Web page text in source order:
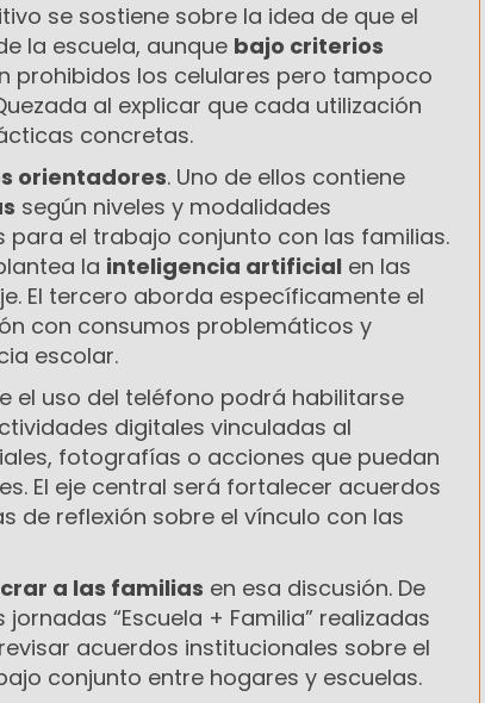
se sostiene sobre la idea de que el
la escuela, aunque bajo criterios
prohibidos los celulares pero tampoco
al explicar que cada utilización
concretas.
orientadores. Uno de ellos contiene
según niveles y modalidades
el trabajo conjunto con las familias.
la inteligencia artificial en las
El tercero aborda específicamente el
con consumos problemáticos y
escolar.
el uso del teléfono podrá habilitarse
digitales vinculadas al
fotografías o acciones que puedan
El eje central será fortalecer acuerdos
de reflexión sobre el vínculo con las
a las familias en esa discusión. De
“Escuela + Familia” realizadas
acuerdos institucionales sobre el
conjunto entre hogares y escuelas.